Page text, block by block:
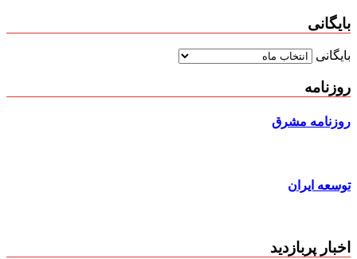
بایگانی
بایگانی
روزنامه
روزنامه مشرق
توسعه ایران
اخبار پربازدید